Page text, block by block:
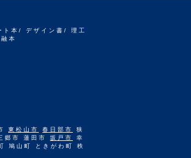
本/ デザイン書/ 理工
本
東松山市 春日部市
狭
郷市 蓮田市 坂戸市
幸
鳩山町 ときがわ町 秩